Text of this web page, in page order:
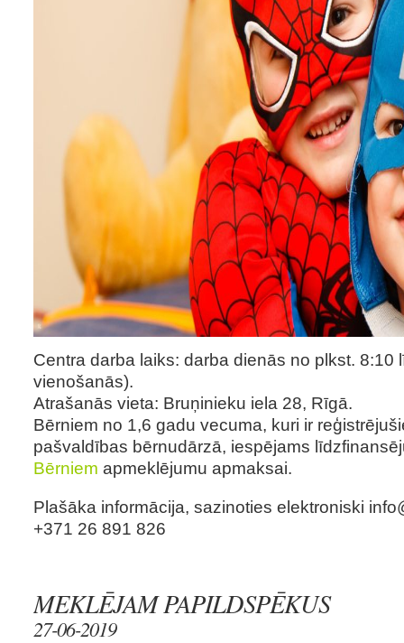
Centra darba laiks: darba dienās no plkst. 8:10
vienošanās).
Atrašanās vieta: Bruņinieku iela 28, Rīgā.
Bērniem no 1,6 gadu vecuma, kuri ir
pašvaldības bērnudārzā, iespējams
Bērniem apmeklējumu apmaksai.
Plašāka informācija, sazinoties elektroniski
+371 26 891 826
MEKLĒJAM PAPILDSPĒKUS
27-06-2019